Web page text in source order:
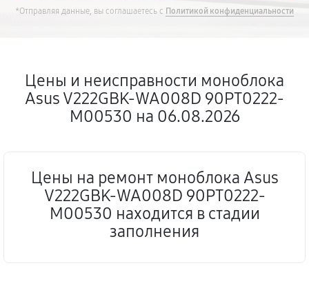
*Отправляя данные, вы соглашаетесь с Политикой конфиденциальности
Цены и неисправности моноблока
Asus V222GBK-WA008D 90PT0222-
M00530 на 06.08.2026
Цены на ремонт моноблока Asus
V222GBK-WA008D 90PT0222-
M00530 находится в стадии
заполнения